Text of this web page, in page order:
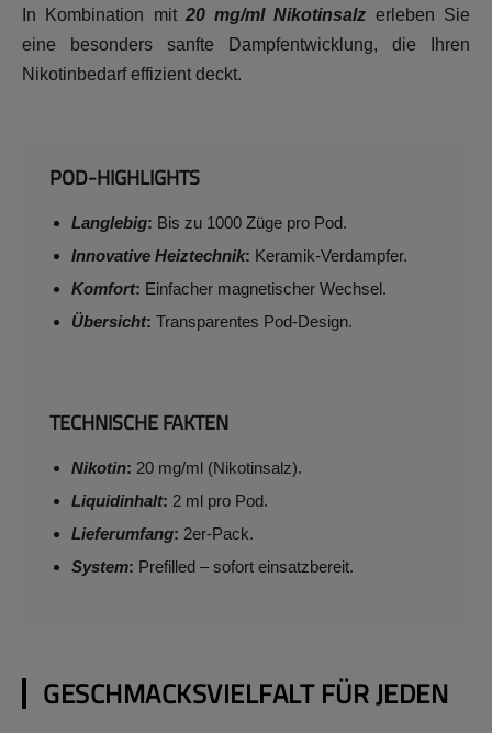
In Kombination mit 20 mg/ml Nikotinsalz erleben Sie
eine besonders sanfte Dampfentwicklung, die Ihren
Nikotinbedarf effizient deckt.
POD-HIGHLIGHTS
Langlebig: Bis zu 1000 Züge pro Pod.
Innovative Heiztechnik: Keramik-Verdampfer.
Komfort: Einfacher magnetischer Wechsel.
Übersicht: Transparentes Pod-Design.
TECHNISCHE FAKTEN
Nikotin: 20 mg/ml (Nikotinsalz).
Liquidinhalt: 2 ml pro Pod.
Lieferumfang: 2er-Pack.
System: Prefilled – sofort einsatzbereit.
GESCHMACKSVIELFALT FÜR JEDEN